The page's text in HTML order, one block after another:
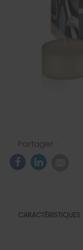
Partager :
CARACTÉRISTIQUES